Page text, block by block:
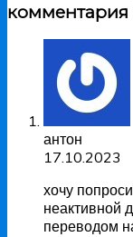
комментария
антон
17.10.2023
хочу
неактивной
переводом